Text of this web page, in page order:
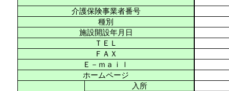
介護保険事業者番号
種別
施設開設年月日
ＴＥＬ
ＦＡＸ
Ｅ－ｍａｉｌ
ホームページ
入所